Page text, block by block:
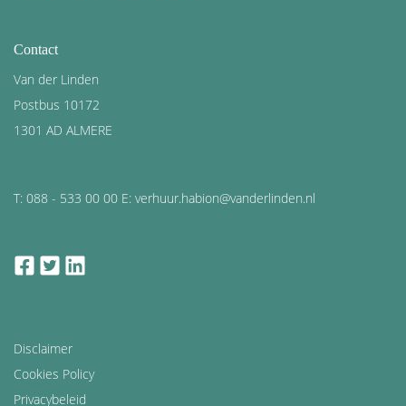
Contact
Van der Linden
Postbus 10172
1301 AD ALMERE
T: 088 - 533 00 00 E: verhuur.habion@vanderlinden.nl
facebook
twitter
Disclaimer
Cookies Policy
Privacybeleid